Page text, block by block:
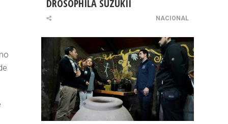
DROSOPHILA SUZUKII
NACIONAL